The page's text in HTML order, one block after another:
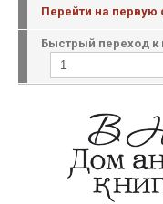
Перейти на первую
Быстрый переход к